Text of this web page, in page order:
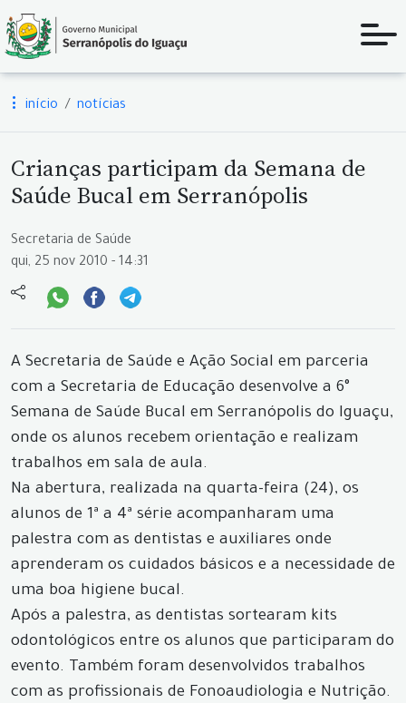
início notícias
Crianças participam da Semana de
Saúde Bucal em Serranópolis
Secretaria de Saúde
qui, 25 nov 2010 - 14:31
A Secretaria de Saúde e Ação Social em parceria
com a Secretaria de Educação desenvolve a 6°
Semana de Saúde Bucal em Serranópolis do Iguaçu,
onde os alunos recebem orientação e realizam
trabalhos em sala de aula.
Na abertura, realizada na quarta-feira (24), os
alunos de 1ª a 4ª série acompanharam uma
palestra com as dentistas e auxiliares onde
aprenderam os cuidados básicos e a necessidade de
uma boa higiene bucal.
Após a palestra, as dentistas sortearam kits
odontológicos entre os alunos que participaram do
evento. Também foram desenvolvidos trabalhos
com as profissionais de Fonoaudiologia e Nutrição.